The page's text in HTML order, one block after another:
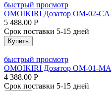
быстрый просмотр
OMOIKIRI Дозатор OM-02-CA
5 488.00 Р
Срок поставки 5-15 дней
Купить
быстрый просмотр
OMOIKIRI Дозатор OM-01-MA
4 388.00 Р
Срок поставки 5-15 дней